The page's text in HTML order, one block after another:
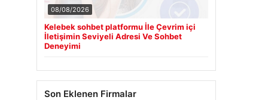
08/08/2026
Kelebek sohbet platformu İle Çevrim içi
İletişimin Seviyeli Adresi Ve Sohbet
Deneyimi
Son Eklenen Firmalar